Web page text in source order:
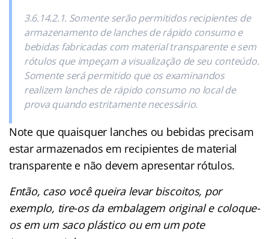
3.6.14.2.1. Somente serão permitidos recipientes de
armazenamento de lanches de rápido consumo e
bebidas fabricadas com material transparente e sem
rótulos que impeçam a visualização de seu conteúdo.
Somente será permitido que os examinandos
realizem lanches de rápido consumo no local de
prova quando estritamente necessário.
Note que quaisquer lanches ou bebidas precisam
estar armazenados em recipientes de material
transparente e não devem apresentar rótulos.
Então, caso você queira levar biscoitos, por
exemplo, tire-os da embalagem original e coloque-
os em um saco plástico ou em um pote